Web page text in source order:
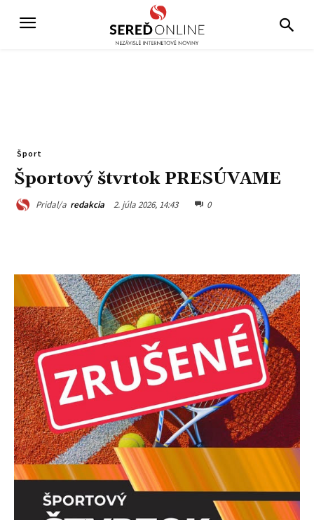
Šport
Športový štvrtok PRESÚVAME
Pridal/a redakcia 2. júla 2026, 14:43 0